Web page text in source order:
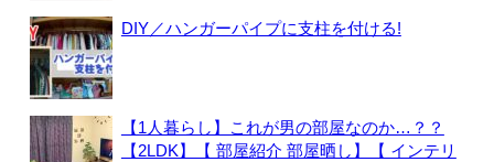
DIY／ハンガーパイプに支柱を付ける!
【1人暮らし】これが男の部屋なのか…？？
【2LDK】【 部屋紹介 部屋晒し】【 インテリ